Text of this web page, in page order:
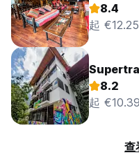
8.4
起 €12.25
8.2
起 €10.39
查